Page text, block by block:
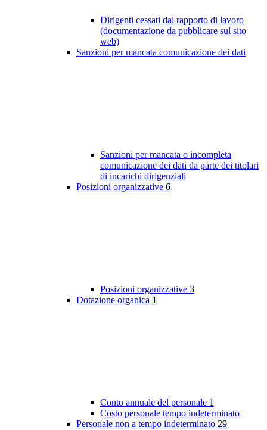
Dirigenti cessati dal rapporto di lavoro
(documentazione da pubblicare sul sito
web)
Sanzioni per mancata comunicazione dei dati
Sanzioni per mancata o incompleta
comunicazione dei dati da parte dei titolari
di incarichi dirigenziali
Posizioni organizzative 6
Posizioni organizzative 3
Dotazione organica 1
Conto annuale del personale 1
Costo personale tempo indeterminato
Personale non a tempo indeterminato 29